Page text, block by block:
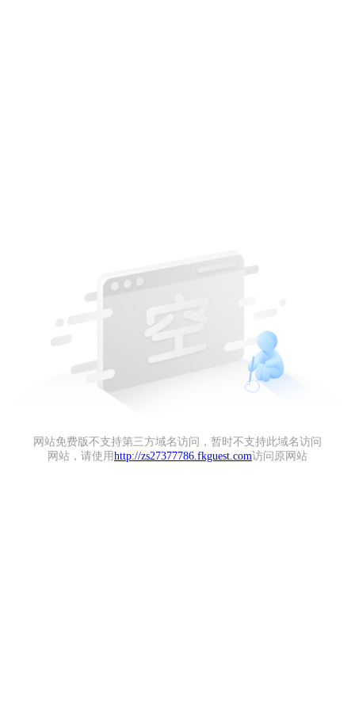
网站免费版不支持第三方域名访问，暂时不支持此域名访问
网站，请使用 http://zs27377786.fkguest.com访问原网站